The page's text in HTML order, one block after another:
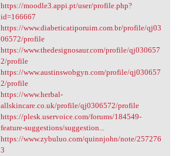
https://moodle3.appi.pt/user/profile.php?
id=166667
https://www.diabeticatiporuim.com.br/profile/qj03
06572/profile
https://www.thedesignosaur.com/profile/qj030657
2/profile
https://www.austinswobgyn.com/profile/qj030657
2/profile
https://www.herbal-
allskincare.co.uk/profile/qj0306572/profile
https://plesk.uservoice.com/forums/184549-
feature-suggestions/suggestion...
https://www.zybuluo.com/quinnjohn/note/257276
3